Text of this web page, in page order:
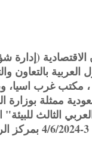
(إدارة
العربية بالتعاون
، مكتب غرب
ممثلة بوزارة
الثالث
مدينة الرياض يومي